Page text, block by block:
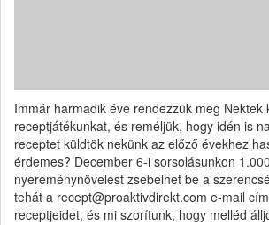
Immár harmadik éve rendezzük meg Nektek
receptjátékunkat, és reméljük, hogy idén is
receptet küldtök nekünk az előző évekhez
érdemes? December 6-i sorsolásunkon
nyereménynövelést zsebelhet be a
tehát a recept@proaktivdirekt.com e-mail
receptjeidet, és mi szorítunk, hogy melléd